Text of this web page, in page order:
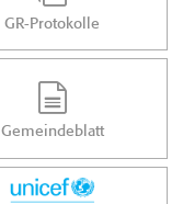
GR-Protokolle
Gemeindeblatt